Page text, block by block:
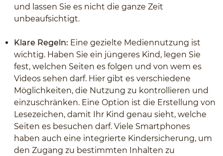
und lassen Sie es nicht die ganze Zeit
unbeaufsichtigt.
Klare Regeln: Eine gezielte Mediennutzung ist
wichtig. Haben Sie ein jüngeres Kind, legen Sie
fest, welchen Seiten es folgen und von wem es
Videos sehen darf. Hier gibt es verschiedene
Möglichkeiten, die Nutzung zu kontrollieren und
einzuschränken. Eine Option ist die Erstellung von
Lesezeichen, damit Ihr Kind genau sieht, welche
Seiten es besuchen darf. Viele Smartphones
haben auch eine integrierte Kindersicherung, um
den Zugang zu bestimmten Inhalten zu